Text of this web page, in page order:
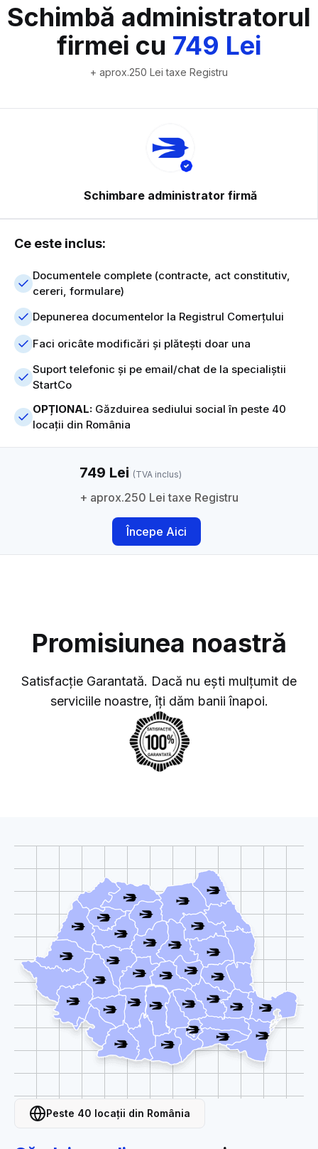
Schimbă administratorul
firmei cu 749 Lei
+ aprox.250 Lei taxe Registru
Schimbare administrator firmă
Ce este inclus:
Documentele complete (contracte, act constitutiv,
cereri, formulare)
Depunerea documentelor la Registrul Comerțului
Faci oricâte modificări și plătești doar una
Suport telefonic și pe email/chat de la specialiștii
StartCo
OPȚIONAL: Găzduirea sediului social în peste 40
locații din România
749 Lei (TVA inclus)
+ aprox.250 Lei taxe Registru
Începe Aici
Promisiunea noastră
Satisfacție Garantată. Dacă nu ești mulțumit de
serviciile noastre, îți dăm banii înapoi.
Peste 40 locații din România